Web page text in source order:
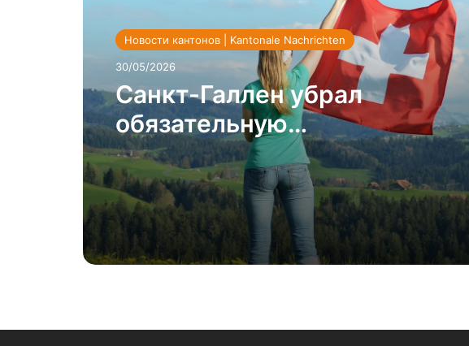
Новости кантонов | Kantonale Nachrichten
30/05/2026
Санкт-Галлен убрал
обязательную
вакцинацию: победа
народа над властями